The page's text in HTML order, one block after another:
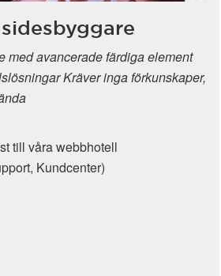
med avancerade färdiga element
Kräver inga förkunskaper,
till våra webbhotell
Kundcenter)